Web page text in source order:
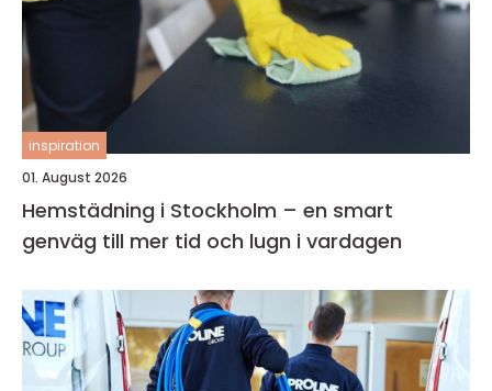
inspiration
01. August 2026
Hemstädning i Stockholm – en smart
genväg till mer tid och lugn i vardagen